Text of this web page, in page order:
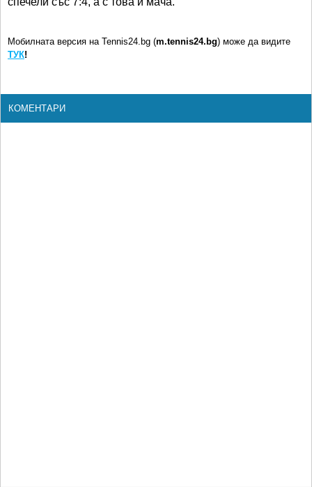
Мобилната версия на Tennis24.bg (m.tennis24.bg) може да видите
ТУК!
КОМЕНТАРИ